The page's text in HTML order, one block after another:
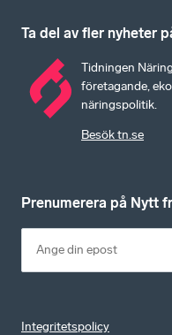
Ta del av fler nyheter
Tidningen
företagande,
näringspolitik.
Besök tn.se
Prenumerera på Nytt
Integritetspolicy